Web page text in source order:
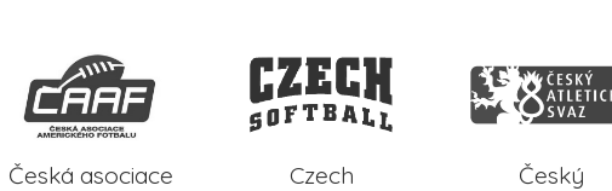
Česká asociace
Czech
Český